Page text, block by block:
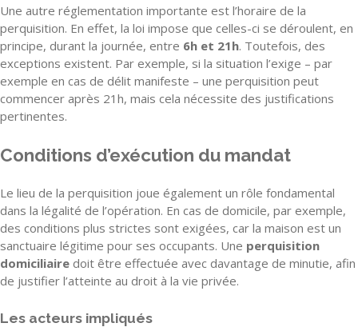
Une autre réglementation importante est l’horaire de la
perquisition. En effet, la loi impose que celles-ci se déroulent, en
principe, durant la journée, entre 6h et 21h. Toutefois, des
exceptions existent. Par exemple, si la situation l’exige – par
exemple en cas de délit manifeste – une perquisition peut
commencer après 21h, mais cela nécessite des justifications
pertinentes.
Conditions d’exécution du mandat
Le lieu de la perquisition joue également un rôle fondamental
dans la légalité de l’opération. En cas de domicile, par exemple,
des conditions plus strictes sont exigées, car la maison est un
sanctuaire légitime pour ses occupants. Une perquisition
domiciliaire doit être effectuée avec davantage de minutie, afin
de justifier l’atteinte au droit à la vie privée.
Les acteurs impliqués